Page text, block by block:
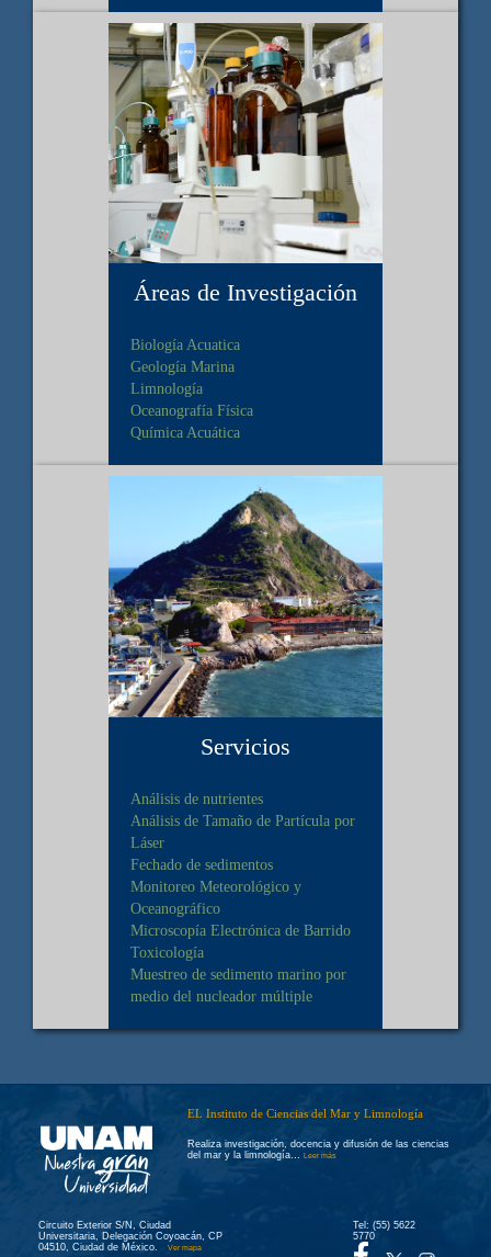
Áreas de Investigación
Biología Acuatica
Geología Marina
Limnología
Oceanografía Física
Química Acuática
Servicios
Análisis de nutrientes
Análisis de Tamaño de Partícula por
Láser
Fechado de sedimentos
Monitoreo Meteorológico y
Oceanográfico
Microscopía Electrónica de Barrido
Toxicología
Muestreo de sedimento marino por
medio del nucleador múltiple
EL Instituto de Ciencias del Mar y Limnología
Realiza investigación, docencia y difusión de las ciencias
del mar y la limnología… Leer más
Circuito Exterior S/N, Ciudad
Universitaria, Delegación Coyoacán, CP
04510, Ciudad de México. Ver mapa
Tel: (55) 5622
5770